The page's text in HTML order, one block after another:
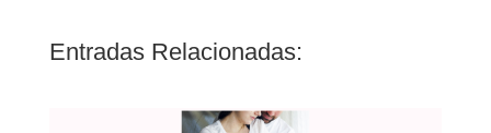
Entradas Relacionadas: